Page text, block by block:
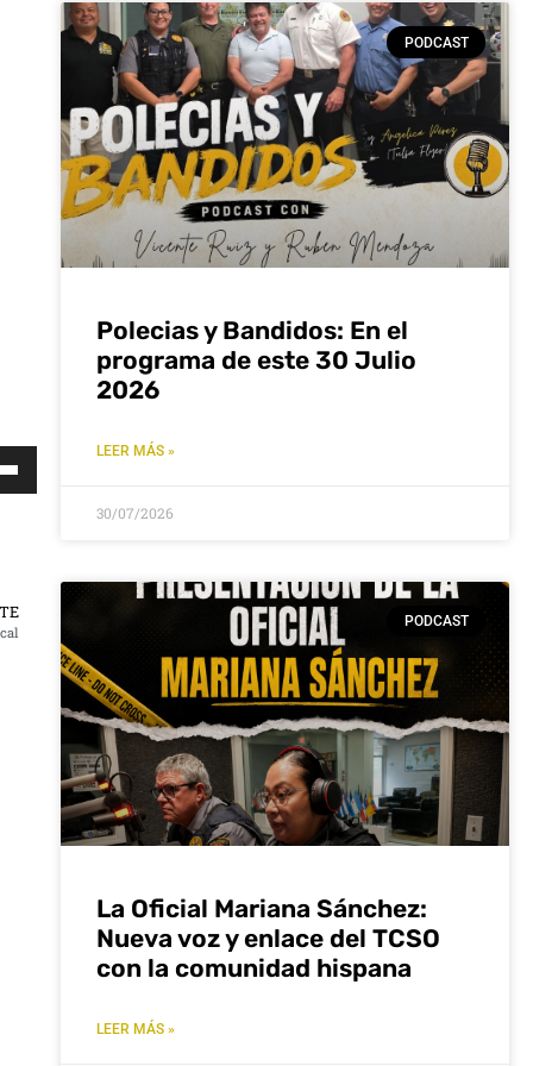
abajo
PODCAST
Polecias y Bandidos: En el
programa de este 30 Julio
2026
LEER MÁS »
30/07/2026
PODCAST
La Oficial Mariana Sánchez:
Nueva voz y enlace del TCSO
con la comunidad hispana
LEER MÁS »